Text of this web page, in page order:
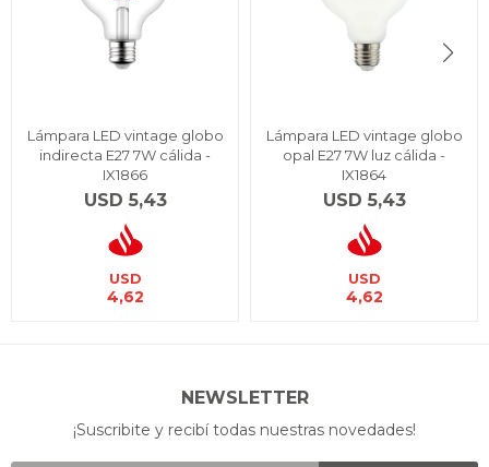
Lámpara LED vintage globo
indirecta E27 7W cálida -
IX1866
USD 5,43
USD
4,62
Lámpara LED vintage globo
opal E27 7W luz cálida -
IX1864
USD 5,43
USD
4,62
NEWSLETTER
¡Suscribite y recibí todas nuestras novedades!